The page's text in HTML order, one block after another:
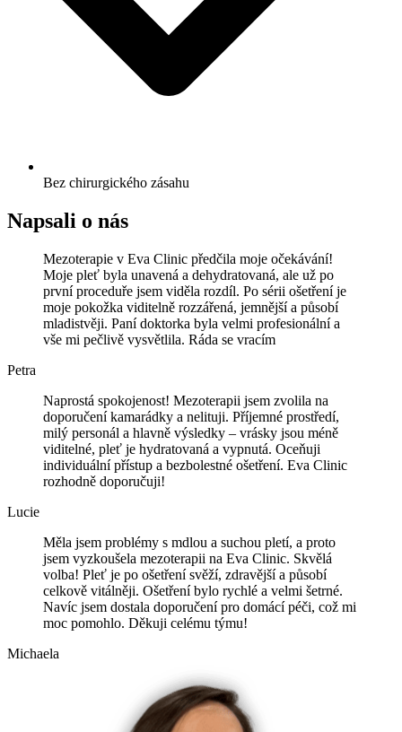
Bez chirurgického zásahu
Napsali o nás
Mezoterapie v Eva Clinic předčila moje očekávání!
Moje pleť byla unavená a dehydratovaná, ale už po
první proceduře jsem viděla rozdíl. Po sérii ošetření je
moje pokožka viditelně rozzářená, jemnější a působí
mladistvěji. Paní doktorka byla velmi profesionální a
vše mi pečlivě vysvětlila. Ráda se vracím
Petra
Naprostá spokojenost! Mezoterapii jsem zvolila na
doporučení kamarádky a nelituji. Příjemné prostředí,
milý personál a hlavně výsledky – vrásky jsou méně
viditelné, pleť je hydratovaná a vypnutá. Oceňuji
individuální přístup a bezbolestné ošetření. Eva Clinic
rozhodně doporučuji!
Lucie
Měla jsem problémy s mdlou a suchou pletí, a proto
jsem vyzkoušela mezoterapii na Eva Clinic. Skvělá
volba! Pleť je po ošetření svěží, zdravější a působí
celkově vitálněji. Ošetření bylo rychlé a velmi šetrné.
Navíc jsem dostala doporučení pro domácí péči, což mi
moc pomohlo. Děkuji celému týmu!
Michaela